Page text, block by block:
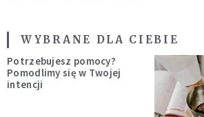
WYBRANE DLA CIEBIE
Potrzebujesz pomocy?
Pomodlimy się w Twojej
intencji